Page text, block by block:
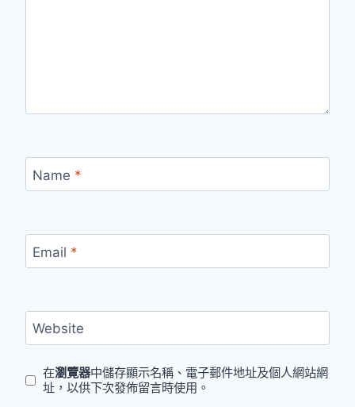
Name *
Email *
Website
在瀏覽器中儲存顯示名稱、電子郵件地址及個人網站網
址，以供下次發佈留言時使用。